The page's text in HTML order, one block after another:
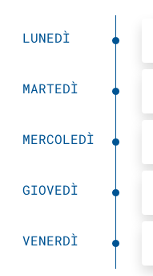
LUNEDÌ
MARTEDÌ
MERCOLEDÌ
GIOVEDÌ
VENERDÌ